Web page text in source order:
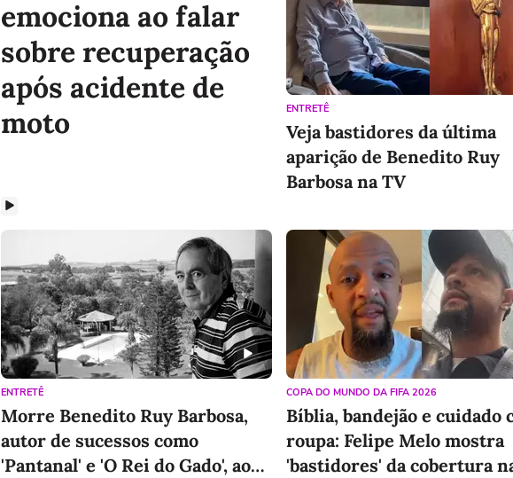
Apenas 12x de
R$14,95
/mês
Total de R$ 179,40 por 12 meses
Conhecer produto
Apenas 12x de
R$14,95
/mês
Total de R$ 179,40 por 12
Conhecer
emociona ao falar
sobre recuperação
após acidente de
moto
ENTRETÊ
Veja bastidores da última
aparição de Benedito Ruy
Barbosa na TV
ENTRETÊ
Morre Benedito Ruy Barbosa,
autor de sucessos como
'Pantanal' e 'O Rei do Gado', aos
COPA DO MUNDO DA FIFA 2026
Bíblia, bandejão e cuidado
roupa: Felipe Melo mostra
'bastidores' da cobertura